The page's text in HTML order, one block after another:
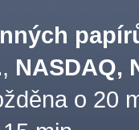
, NASDAQ,
o 20